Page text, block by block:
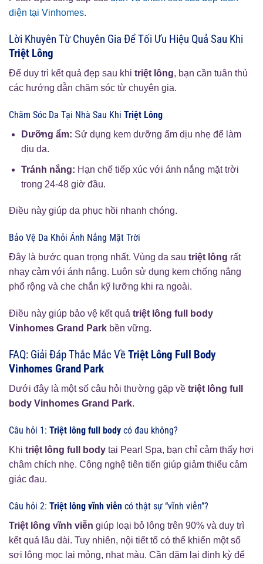
diện tại Vinhomes.
Lời Khuyên Từ Chuyên Gia Để Tối Ưu Hiệu Quả Sau Khi
Triệt Lông
Để duy trì kết quả đẹp sau khi triệt lông, bạn cần tuân thủ
các hướng dẫn chăm sóc từ chuyên gia.
Chăm Sóc Da Tại Nhà Sau Khi Triệt Lông
Dưỡng ẩm: Sử dụng kem dưỡng ẩm dịu nhẹ để làm
dịu da.
Tránh nắng: Hạn chế tiếp xúc với ánh nắng mặt trời
trong 24-48 giờ đầu.
Điều này giúp da phục hồi nhanh chóng.
Bảo Vệ Da Khỏi Ánh Nắng Mặt Trời
Đây là bước quan trọng nhất. Vùng da sau triệt lông rất
nhạy cảm với ánh nắng. Luôn sử dụng kem chống nắng
phổ rộng và che chắn kỹ lưỡng khi ra ngoài.
Điều này giúp bảo vệ kết quả triệt lông full body
Vinhomes Grand Park bền vững.
FAQ: Giải Đáp Thắc Mắc VềTriệt Lông Full Body
Vinhomes Grand Park
Dưới đây là một số câu hỏi thường gặp về triệt lông full
body Vinhomes Grand Park.
Câu hỏi 1: Triệt lông full body có đau không?
Khi triệt lông full body tại Pearl Spa, bạn chỉ cảm thấy hơi
châm chích nhẹ. Công nghệ tiên tiến giúp giảm thiểu cảm
giác đau.
Câu hỏi 2: Triệt lông vĩnh viễn có thật sự “vĩnh viễn”?
Triệt lông vĩnh viễn giúp loại bỏ lông trên 90% và duy trì
kết quả lâu dài. Tuy nhiên, nội tiết tố có thể khiến một số
sợi lông mọc lại mỏng, nhạt màu. Cần dặm lại định kỳ để